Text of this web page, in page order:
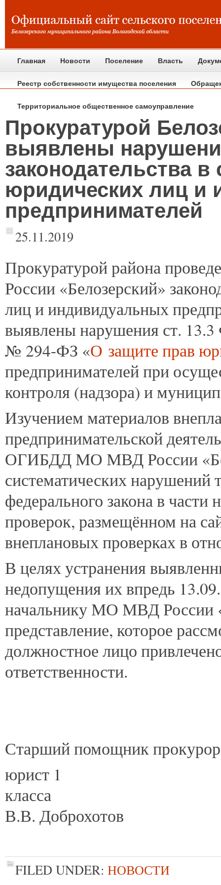
Главная Новости Поселение Власть
Реестр собственности имущества поселения
Территориальное общественное самоуправление
Прокуратурой
выявлены
законодательства
юридических лиц и
предпринимателей
25.11.2019
Прокуратуройрайона
России «Белозерский»
лиц и индивидуальных
выявлены нарушения ст. 13.3
№ 294-ФЗ «О защите прав
предпринимателей при
контроля (надзора) и
Изучением материалов
предпринимательской
ОГИБДД МО МВД России
систематических нарушений
федерального закона в
проверок, размещённом на
внеплановых проверках в
В целях устранения
недопущения их впредь
начальнику МО МВД России
представление, которое
должностное лицо
ответственности.
Старший помощник
юрист 1
В.В. Доброхотов
FILED UNDER: НОВОСТИ